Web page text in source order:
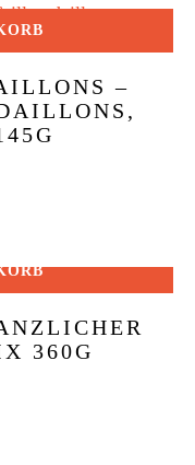
–
360G